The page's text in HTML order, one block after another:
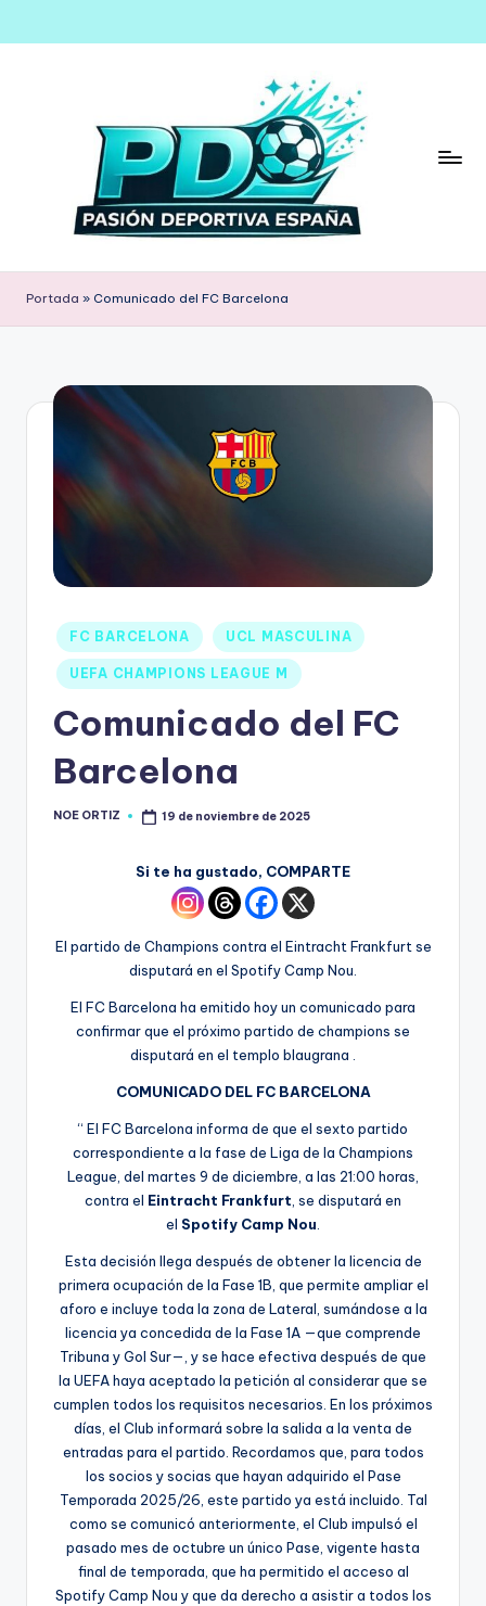
Saltar
Portada » Comunicado del FC Barcelona
FC BARCELONA UCL MASCULINA
UEFA CHAMPIONS LEAGUE M
Comunicado del FC
Barcelona
NOE ORTIZ 19 de noviembre de 2025
Si te ha gustado, COMPARTE
El partido de Champions contra el Eintracht Frankfurt se
disputará en el Spotify Camp Nou.
El FC Barcelona ha emitido hoy un comunicado para
confirmar que el próximo partido de champions se
disputará en el templo blaugrana .
COMUNICADO DEL FC BARCELONA
“ El FC Barcelona informa de que el sexto partido
correspondiente a la fase de Liga de la Champions
League, del martes 9 de diciembre, a las 21:00 horas,
contra el Eintracht Frankfurt , se disputará en
el Spotify Camp Nou
Esta decisión llega después de obtener la licencia de
primera ocupación de la Fase 1B, que permite ampliar el
aforo e incluye toda la zona de Lateral, sumándose a la
licencia ya concedida de la Fase 1A —que comprende
Tribuna y Gol Sur—, y se hace efectiva después de que
la UEFA haya aceptado la petición al considerar que se
cumplen todos los requisitos necesarios. En los próximos
días, el Club informará sobre la salida a la venta de
entradas para el partido. Recordamos que, para todos
los socios y socias que hayan adquirido el Pase
Temporada 2025/26, este partido ya está incluido. Tal
como se comunicó anteriormente, el Club impulsó el
pasado mes de octubre un único Pase, vigente hasta
final de temporada, que ha permitido el acceso al
Spotify Camp Nou y que da derecho a asistir a todos los